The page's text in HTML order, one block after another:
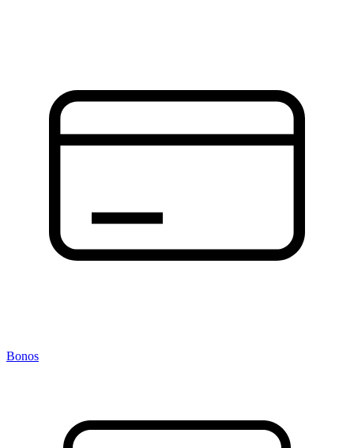
Bonos